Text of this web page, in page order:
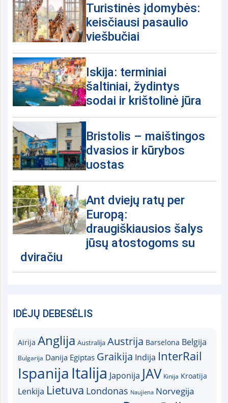
Turistinės įdomybės:
keisčiausi pasaulio
viešbučiai
Iskija: terminiai
šaltiniai, žydintys
sodai ir krištolinė jūra
Bristolis – maištingos
dvasios ir kūrybos
uostas
Ant dviejų ratų per
Europą:
draugiškiausios šalys
jūsų atostogoms su
dviračiu
IDĖJŲ DEBESĖLIS
Airija Anglija Australija Austrija Barselona Belgija
Bulgarija Danija Egiptas Graikija Indija InterRail
Ispanija Italija Japonija JAV Kinija Kroatija
Lenkija Lietuva Londonas Naujiena Norvegija